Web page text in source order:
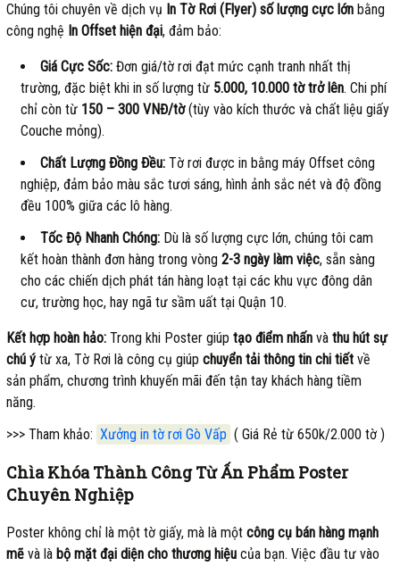
Chúng tôi chuyên về dịch vụ In Tờ Rơi (Flyer) số lượng cực lớn bằng
công nghệ In Offset hiện đại, đảm bảo:
Giá Cực Sốc: Đơn giá/tờ rơi đạt mức cạnh tranh nhất thị
trường, đặc biệt khi in số lượng từ 5.000, 10.000 tờ trở lên. Chi phí
chỉ còn từ 150 – 300 VNĐ/tờ(tùy vào kích thước và chất liệu giấy
Couche mỏng).
Chất Lượng Đồng Đều: Tờ rơi được in bằng máy Offset công
nghiệp, đảm bảo màu sắc tươi sáng, hình ảnh sắc nét và độ đồng
đều 100% giữa các lô hàng.
Tốc Độ Nhanh Chóng: Dù là số lượng cực lớn, chúng tôi cam
kết hoàn thành đơn hàng trong vòng2-3 ngày làm việc, sẵn sàng
cho các chiến dịch phát tán hàng loạt tại các khu vực đông dân
cư, trường học, hay ngã tư sầm uất tại Quận 10.
Kết hợp hoàn hảo: Trong khi Poster giúptạo điểm nhấn vàthu hút sự
chú ý từ xa, Tờ Rơi là công cụ giúpchuyển tải thông tin chi tiết về
sản phẩm, chương trình khuyến mãi đến tận tay khách hàng tiềm
năng.
>>> Tham khảo: Xưởng in tờ rơi Gò Vấp ( Giá Rẻ từ 650k/2.000 tờ )
Chìa Khóa Thành Công Từ Ấn Phẩm Poster
Chuyên Nghiệp
Poster không chỉ là một tờ giấy, mà là mộtcông cụ bán hàng mạnh
mẽ và là bộ mặt đại diện cho thương hiệu của bạn. Việc đầu tư vào